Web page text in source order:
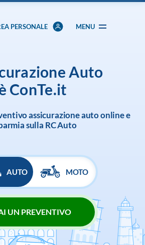
PERSONALE MENU
Auto
ConTe.it
assicurazione auto online e
sulla RC Auto
AUTO MOTO
UN PREVENTIVO